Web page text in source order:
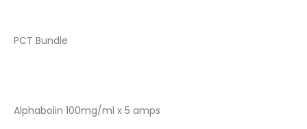
PCT Bundle
Alphabolin 100mg/ml x 5 amps